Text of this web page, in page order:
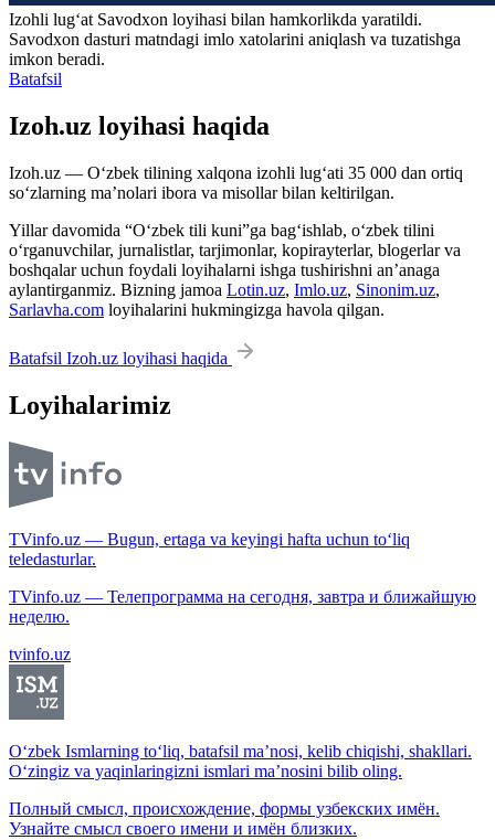
Izohli lugʻat Savodxon loyihasi bilan hamkorlikda yaratildi.
Savodxon dasturi matndagi imlo xatolarini aniqlash va tuzatishga
imkon beradi.
Batafsil
Izoh.uz loyihasi haqida
Izoh.uz — O‘zbek tilining xalqona izohli lug‘ati 35 000 dan ortiq
so‘zlarning ma’nolari ibora va misollar bilan keltirilgan.
Yillar davomida “O‘zbek tili kuni”ga bag‘ishlab, o‘zbek tilini
o‘rganuvchilar, jurnalistlar, tarjimonlar, kopirayterlar, blogerlar va
boshqalar uchun foydali loyihalarni ishga tushirishni an’anaga
aylantirganmiz. Bizning jamoa Lotin.uz, Imlo.uz, Sinonim.uz,
Sarlavha.com loyihalarini hukmingizga havola qilgan.
Batafsil Izoh.uz loyihasi haqida
Loyihalarimiz
TVinfo.uz — Bugun, ertaga va keyingi hafta uchun to‘liq
teledasturlar.
TVinfo.uz — Телепрограмма на сегодня, завтра и ближайшую
неделю.
tvinfo.uz
O‘zbek Ismlarning to‘liq, batafsil ma’nosi, kelib chiqishi, shakllari.
O‘zingiz va yaqinlaringizni ismlari ma’nosini bilib oling.
Полный смысл, происхождение, формы узбекских имён.
Узнайте смысл своего имени и имён близких.